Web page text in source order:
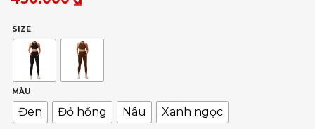
SIZE
MÀU
Đen Đỏ hồng Nâu Xanh ngọc